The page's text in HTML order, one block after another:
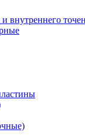
внутреннего